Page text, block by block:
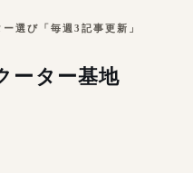
選び「毎週3記事更新」
ーター基地